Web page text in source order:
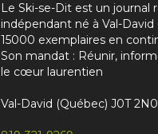
Le Ski-se-Dit est un journal
indépendant né à Val-David
15000 exemplaires en
Son mandat : Réunir,
le cœur laurentien
Val-David (Québec) J0T 2N0